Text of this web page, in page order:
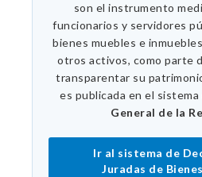
son el instrumento
funcionarios y servidores
bienes muebles e
otros activos, como parte
transparentar su
es publicada en el sistema
General de la
Ir al sistema de
Juradas de